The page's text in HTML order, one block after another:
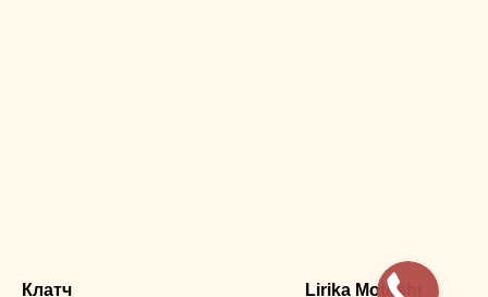
Клатч Lirika Motoshi